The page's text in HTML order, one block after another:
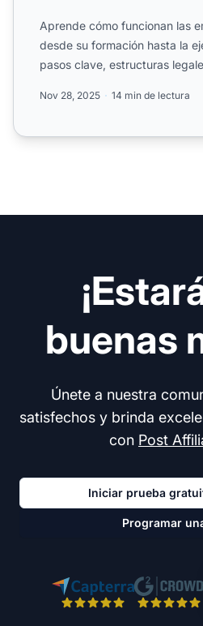
Aprende cómo funcionan las
desde su formación hasta la
pasos clave, estructuras
Nov 28, 2025 14 min de lectura
buenas
Únete a nuestra
satisfechos y brinda
con Post
Iniciar prueba
Programar